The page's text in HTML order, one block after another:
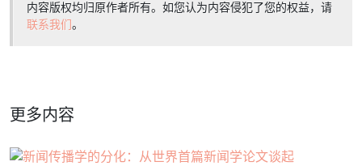
内容版权均归原作者所有。如您认为内容侵犯了您的权益，请
联系我们。
更多内容